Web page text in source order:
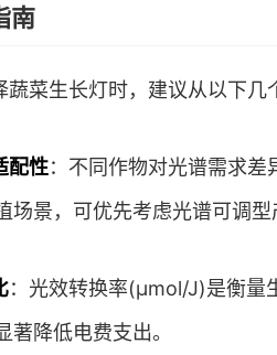
南
蔬菜生长灯时，建议从以下几
配性：不同作物对光谱需求
场景，可优先考虑光谱可调型
：光效转换率(μmol/J)是衡量
著降低电费支出。